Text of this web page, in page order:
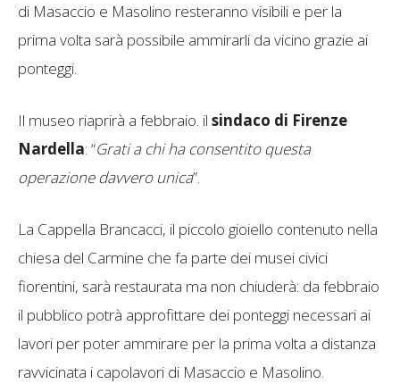
di Masaccio e Masolino resteranno visibili e per la
prima volta sarà possibile ammirarli da vicino grazie ai
ponteggi.
Il museo riaprirà a febbraio. il sindaco di Firenze
Nardella: “Grati a chi ha consentito questa
operazione davvero unica”.
La Cappella Brancacci, il piccolo gioiello contenuto nella
chiesa del Carmine che fa parte dei musei civici
fiorentini, sarà restaurata ma non chiuderà: da febbraio
il pubblico potrà approfittare dei ponteggi necessari ai
lavori per poter ammirare per la prima volta a distanza
ravvicinata i capolavori di Masaccio e Masolino.